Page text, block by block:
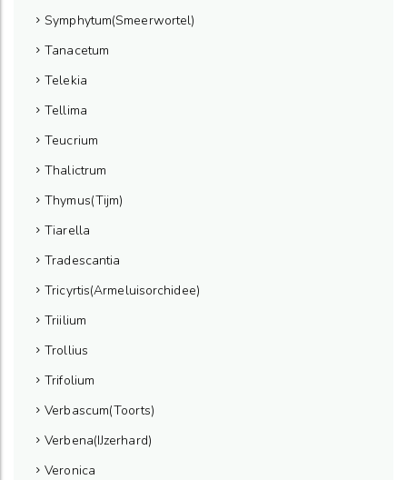
Symphytum(Smeerwortel)
Tanacetum
Telekia
Tellima
Teucrium
Thalictrum
Thymus(Tijm)
Tiarella
Tradescantia
Tricyrtis(Armeluisorchidee)
Triilium
Trollius
Trifolium
Verbascum(Toorts)
Verbena(IJzerhard)
Veronica